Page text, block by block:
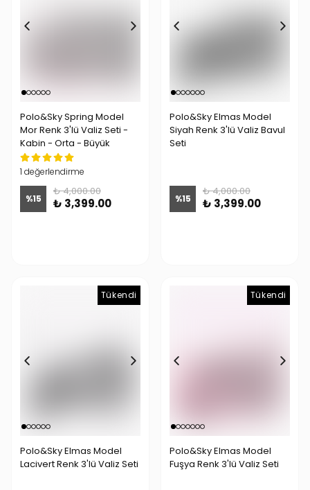
Polo&Sky Spring Model
Mor Renk 3'lü Valiz Seti -
Kabin - Orta - Büyük
1 değerlendirme
%15
₺ 4,000.00
₺ 3,399.00
Polo&Sky Elmas Model
Siyah Renk 3'lü Valiz Bavul
Seti
%15
₺ 4,000.00
₺ 3,399.00
Tükendi Tükendi
Polo&Sky Elmas Model
Lacivert Renk 3'lü Valiz Seti
Tükendi
Polo&Sky Elmas Model
Fuşya Renk 3'lü Valiz Seti